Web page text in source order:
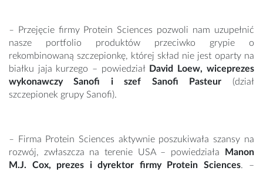
–
Przejęcie firmy Protein Sciences pozwoli nam uzupełnić
nasze portfolio produktów przeciwko grypie o
rekombinowaną szczepionkę, której skład nie jest oparty na
białku jaja kurzego – powiedział David Loew, wiceprezes
wykonawczy Sanofi i szef Sanofi Pasteur (dział
szczepionek grupy Sanofi).
–
Firma Protein Sciences aktywnie poszukiwała szansy na
rozwój, zwłaszcza na terenie USA – powiedziała
Manon
M.J. Cox, prezes i dyrektor firmy Protein Sciences. –